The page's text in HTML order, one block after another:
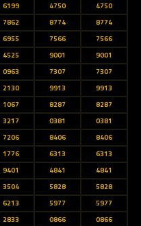
6199 4750
4750
7862 8774
8774
6955 7566
7566
4525 9001
9001
0963 7307
7307
2130 9913
9913
1067 8287
8287
3217 0381
0381
7206 8406
8406
1776 6313
6313
9401 4841
4841
3504 5828
5828
6213 5977
5977
2833 0866
0866